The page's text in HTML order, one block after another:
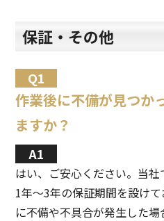
保証・その他
作業後に不備が見つか
ますか？
はい、ご安心ください。当社
1年〜3年の保証期間を設け
に不備や不具合が発生した